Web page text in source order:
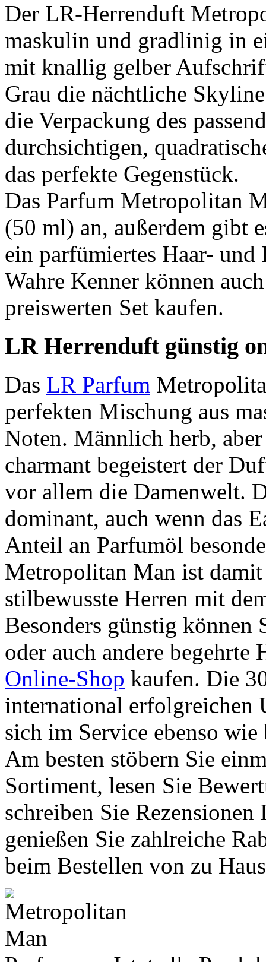
Der LR-Herrenduft
maskulin und gradlinig in
mit knallig gelber
Grau die nächtliche
die Verpackung des
durchsichtigen,
das perfekte Gegenstück.
Das Parfum Metropolitan
(50 ml) an, außerdem gibt
ein parfümiertes Haar-
Wahre Kenner können
preiswerten Set kaufen.
LR Herrenduft günstig
Das LR Parfum
perfekten Mischung aus
Noten. Männlich herb,
charmant begeistert der
vor allem die Damenwelt.
dominant, auch wenn das
Anteil an Parfumöl
Metropolitan Man ist
stilbewusste Herren mit
Besonders günstig
oder auch andere
Online-Shop kaufen. Die
international erfolgreichen
sich im Service ebenso
Am besten stöbern Sie
Sortiment, lesen Sie
schreiben Sie
genießen Sie zahlreiche
beim Bestellen von zu